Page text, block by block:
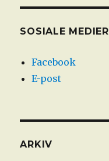
SOSIALE MEDIER
Facebook
E-post
ARKIV